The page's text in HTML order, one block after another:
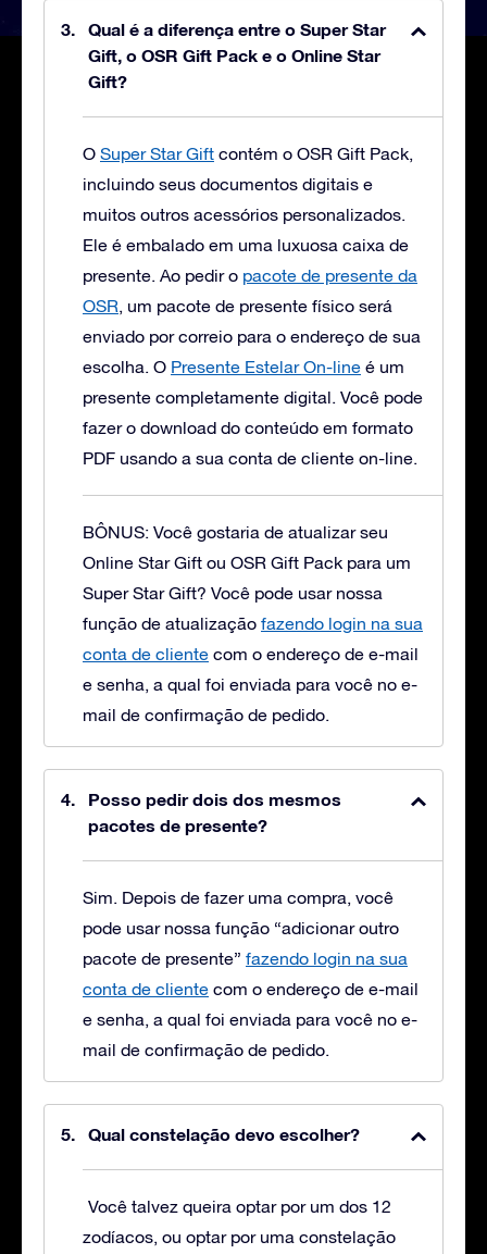
Qual é a diferença entre o Super Star
Gift, o OSR Gift Pack e o Online Star
Gift?
O Super Star Gift contém o OSR Gift Pack,
incluindo seus documentos digitais e
muitos outros acessórios personalizados.
Ele é embalado em uma luxuosa caixa de
presente. Ao pedir o pacote de presente da
OSR, um pacote de presente físico será
enviado por correio para o endereço de sua
escolha. O Presente Estelar On-line é um
presente completamente digital. Você pode
fazer o download do conteúdo em formato
PDF usando a sua conta de cliente on-line.
BÔNUS: Você gostaria de atualizar seu
Online Star Gift ou OSR Gift Pack para um
Super Star Gift? Você pode usar nossa
função de atualização fazendo login na sua
conta de cliente com o endereço de e-mail
e senha, a qual foi enviada para você no e-
mail de confirmação de pedido.
Posso pedir dois dos mesmos
pacotes de presente?
Sim. Depois de fazer uma compra, você
pode usar nossa função “adicionar outro
pacote de presente” fazendo login na sua
conta de cliente com o endereço de e-mail
e senha, a qual foi enviada para você no e-
mail de confirmação de pedido.
Qual constelação devo escolher?
Você talvez queira optar por um dos 12
zodíacos, ou optar por uma constelação